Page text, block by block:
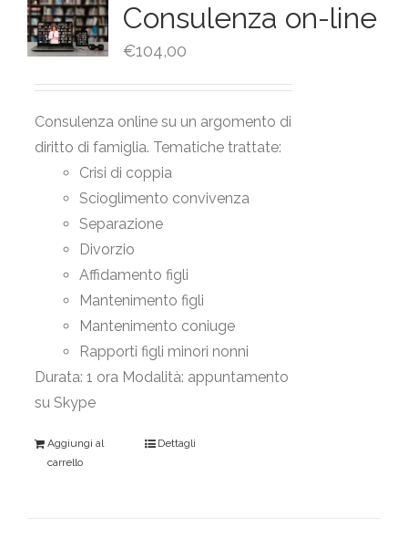
Consulenza on-line
€104,00
Consulenza online su un argomento di
diritto di famiglia. Tematiche trattate:
Crisi di coppia
Scioglimento convivenza
Separazione
Divorzio
Affidamento figli
Mantenimento figli
Mantenimento coniuge
Rapporti figli minori nonni
Durata: 1 ora Modalità: appuntamento
su Skype
Aggiungi al
carrello
Dettagli